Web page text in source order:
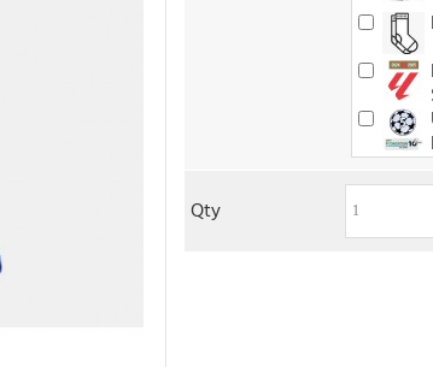
Qty